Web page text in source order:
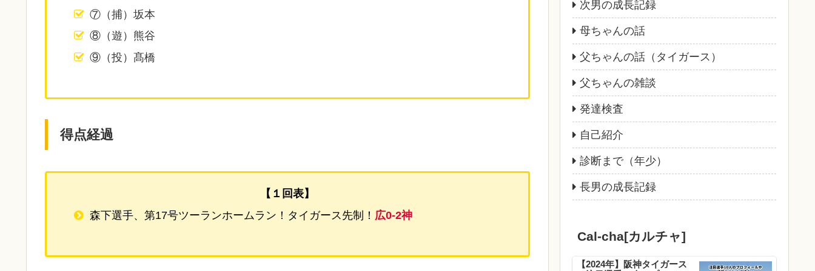
⑦（捕）坂本
⑧（遊）熊谷
⑨（投）髙橋
得点経過
【１回表】
森下選手、第17号ツーランホームラン！タイガース先制！ 広0-2神
次男の成長記録
母ちゃんの話
父ちゃんの話（タイガース）
父ちゃんの雑談
発達検査
自己紹介
診断まで（年少）
長男の成長記録
Cal-cha[カルチャ]
【2024年】阪神タイガース